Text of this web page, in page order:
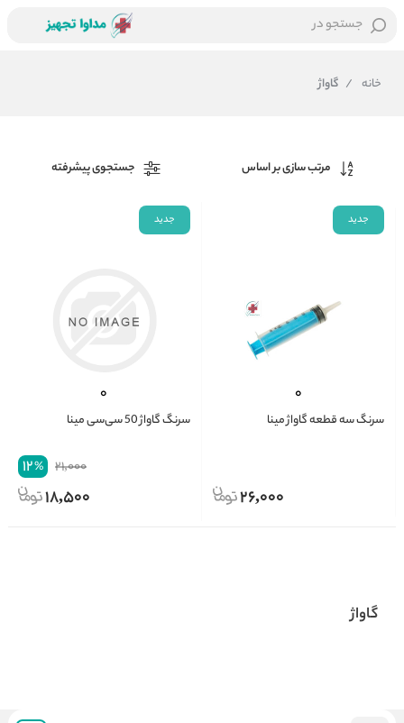
جستجو در
خانه / گاواژ
مرتب سازی بر اساس جستجوی پیشرفته
جدید
سرنگ سه قطعه گاواژ مینا
26,000
جدید
سرنگ گاواژ 50 سی‌سی مینا
21,000
12%
18,500
گاواژ